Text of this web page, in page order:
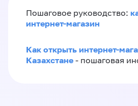
Пошаговое руководство:
интернет-магазин
Как открыть интернет-
Казахстане - пошаговая